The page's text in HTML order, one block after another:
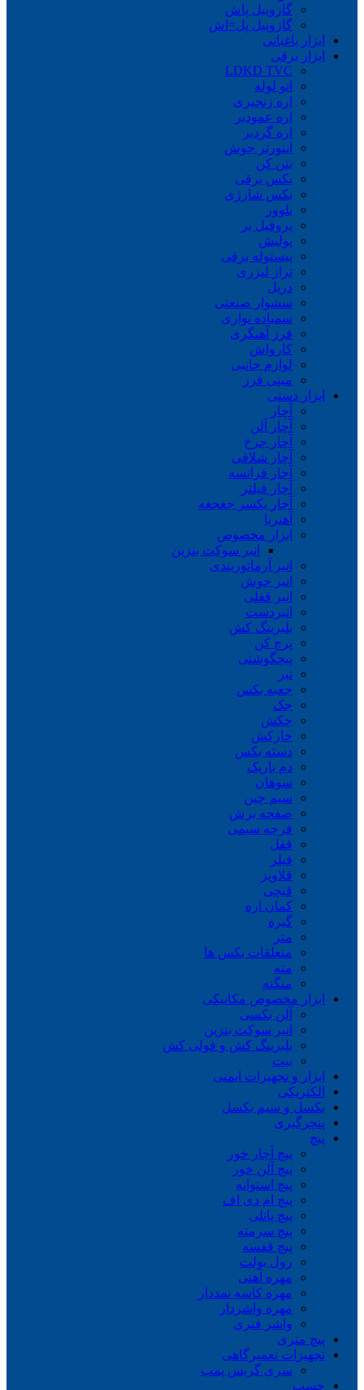
گازوییل پاش
گازوییل پل=اش
ابزار باغبانی
ابزار برقی
LDKD TVC
اتو لوله
اره زنجیری
اره عمودبر
اره گردبر
اینورتر جوش
بتن کن
بکس برقی
بکس شارژی
بلوور
پروفیل بر
پولیش
پیستوله برقی
تراز لیزری
دریل
سشوار صنعتی
سمباده نواری
فرز آهنگری
کارواش
لوازم جانبی
مینی فرز
ابزار دستی
آچار
آچار آلن
آچار چرخ
آچار شلاقی
آچار فرانسه
آچار فیلتر
آچار یکسر جغجغه
آهنربا
ابزار مخصوص
انبر سوکت بنزین
انبر آرماتوربندی
انبر جوش
انبر قفلی
انبردست
بلبرینگ کش
پرچ کن
پیچگوشتی
تبر
جعبه بکس
جک
چکش
خارکش
دسته بکس
دم باریک
سوهان
سیم چین
صفحه برش
فرچه سیمی
ففل
فیلر
قلاویز
قیچی
کمان اره
گیره
متر
متعلقات بکس ها
مته
منگنه
ابزار مخصوص مکانیکی
آلن بکسی
انبر سوکت بنزین
بلبرینگ کش و فولی کش
بیت
ابزار و تجهیزات ایمنی
الکتریکی
بکسل و سیم بکسل
پنچرگیری
پیچ
پیچ آچار خور
پیچ آلن خور
پیچ استوانه
پیچ ام دی اف
پیچ پانلی
پیچ سرمته
پیچ قفسه
رول بولت
مهره آهنی
مهره کاسه نمددار
مهره واشردار
واشر فنری
پیچ متری
تجهیزات تعمیرگاهی
سری گریس پمپ
چسب